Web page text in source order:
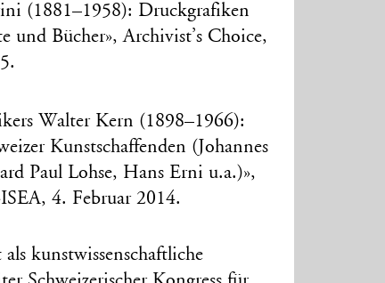
(1881–1958): Druckgrafiken
und Bücher», Archivist’s Choice,
Walter Kern (1898–1966):
Kunstschaffenden (Johannes
Paul Lohse, Hans Erni u.a.)»,
4. Februar 2014.
kunstwissenschaftliche